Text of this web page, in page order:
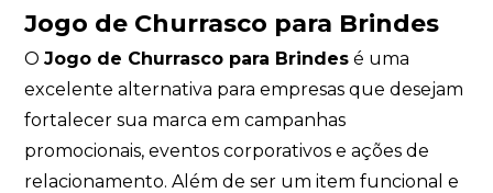
Jogo de Churrasco para Brindes
OJogo de Churrasco para Brindes é uma
excelente alternativa para empresas que desejam
fortalecer sua marca em campanhas
promocionais, eventos corporativos e ações de
relacionamento. Além de ser um item funcional e